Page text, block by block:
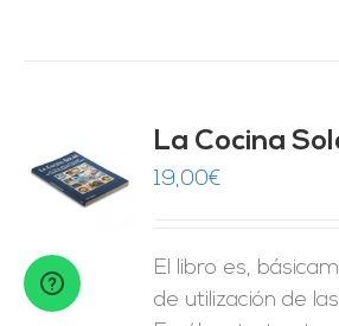
La Cocina
19,00€
El libro es,
de utilización de